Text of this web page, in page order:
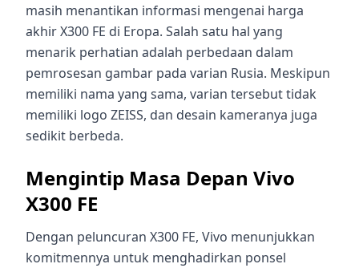
masih menantikan informasi mengenai harga
akhir X300 FE di Eropa. Salah satu hal yang
menarik perhatian adalah perbedaan dalam
pemrosesan gambar pada varian Rusia. Meskipun
memiliki nama yang sama, varian tersebut tidak
memiliki logo ZEISS, dan desain kameranya juga
sedikit berbeda.
Mengintip Masa Depan Vivo
X300 FE
Dengan peluncuran X300 FE, Vivo menunjukkan
komitmennya untuk menghadirkan ponsel